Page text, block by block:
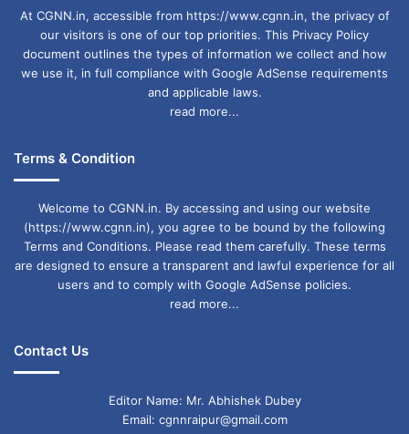
At CGNN.in, accessible from https://www.cgnn.in, the privacy of
our visitors is one of our top priorities. This Privacy Policy
document outlines the types of information we collect and how
we use it, in full compliance with Google AdSense requirements
and applicable laws.
read more...
Terms & Condition
Welcome to CGNN.in. By accessing and using our website
(https://www.cgnn.in), you agree to be bound by the following
Terms and Conditions. Please read them carefully. These terms
are designed to ensure a transparent and lawful experience for all
users and to comply with Google AdSense policies.
read more...
Contact Us
Editor Name: Mr. Abhishek Dubey
Email: cgnnraipur@gmail.com